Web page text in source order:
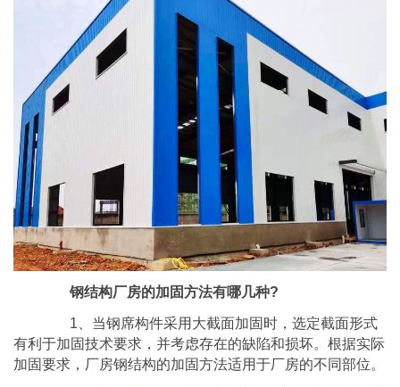
钢结构厂房的加固方法有哪几种?
1、当钢席构件采用大截面加固时，选定截面形式
有利于加固技术要求，并考虑存在的缺陷和损坏。根据实际
加固要求，厂房钢结构的加固方法适用于厂房的不同部位。